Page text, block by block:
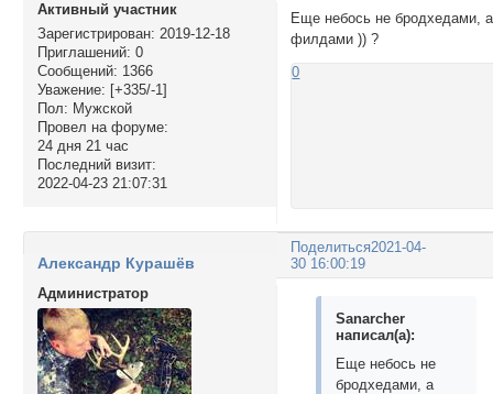
Активный участник
Зарегистрирован: 2019-12-18
Приглашений: 0
Сообщений: 1366
Уважение: [+335/-1]
Пол: Мужской
Провел на форуме:
24 дня 21 час
Последний визит:
2022-04-23 21:07:31
Еще небось не бродхедами, а
филдами )) ?
0
Поделиться2021-04-
30 16:00:19
Александр Курашёв
Администратор
Sanarcher
написал(а):
Еще небось не
бродхедами, а